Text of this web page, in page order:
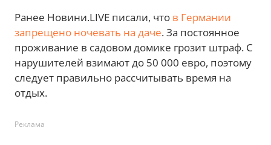
Ранее Новини.LIVE писали, что в Германии
запрещено ночевать на даче. За постоянное
проживание в садовом домике грозит штраф. С
нарушителей взимают до 50 000 евро, поэтому
следует правильно рассчитывать время на
отдых.
Реклама